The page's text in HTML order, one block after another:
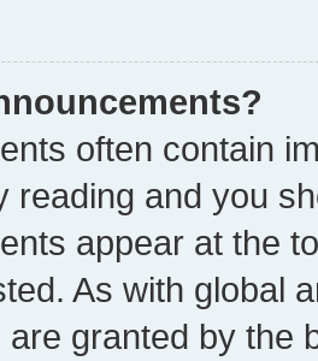
often contain
reading and you
appear at the
As with global
granted by the